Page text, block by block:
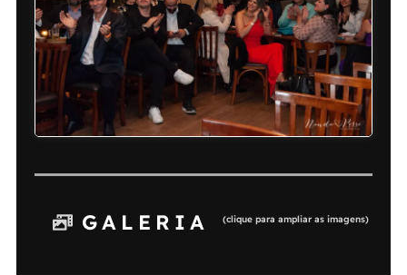
GALERIA (clique para ampliar as imagens)